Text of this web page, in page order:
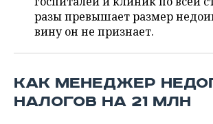
ТЕЛЕКОММУНИКАЦИИ
БИЗНЕС-БРАНЧИ
ОТКРЫТАЯ ЛЕКЦИЯ
ФУТБОЛ
БАСКЕТБОЛ
ВОЛЕЙБОЛ
НОВОСТИ ОБЩЕСТВА
ИНФРАСТРУКТУРА
ИСТОРИЯ
ФОТОГАЛЕРЕЯ
СПРАВОЧНИК
СПИСОК ПЕРСОН
разы превышает размер
вину он не признает.
КАК МЕНЕДЖЕР
НАЛОГОВ НА 21 МЛН